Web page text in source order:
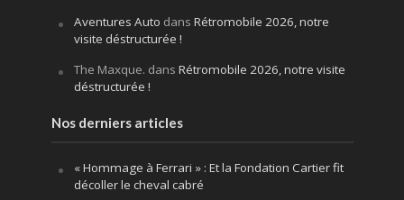
Aventures Auto dans Rétromobile 2026, notre
visite déstructurée !
The Maxque. dans Rétromobile 2026, notre visite
déstructurée !
Nos derniers articles
« Hommage à Ferrari » : Et la Fondation Cartier fit
décoller le cheval cabré